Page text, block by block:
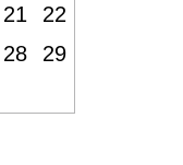
21
22
28
29